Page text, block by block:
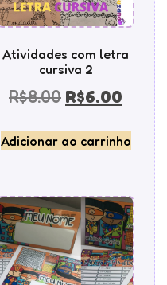
Atividades com letra
cursiva 2
R$8.00 R$6.00
Adicionar ao carrinho